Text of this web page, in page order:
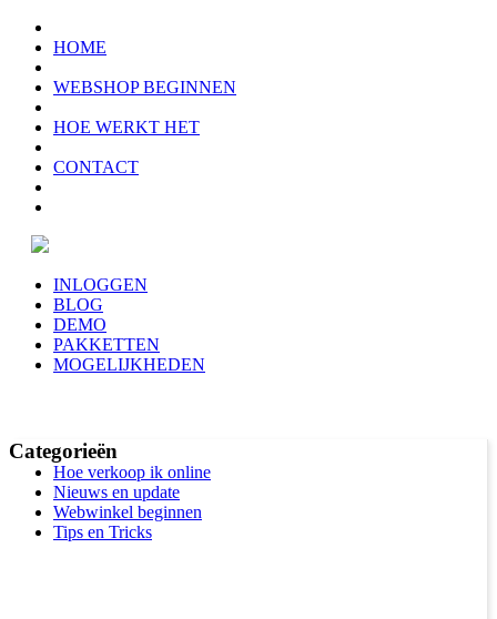
HOME
WEBSHOP BEGINNEN
HOE WERKT HET
CONTACT
INLOGGEN
BLOG
DEMO
PAKKETTEN
MOGELIJKHEDEN
Categorieën
Hoe verkoop ik online
Nieuws en update
Webwinkel beginnen
Tips en Tricks